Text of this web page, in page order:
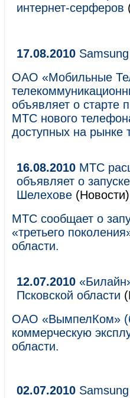
интернет-серферов
17.08.2010
ОАО «Мобильные
объявляет о старте
МТС нового
доступных на
16.08.2010 МТС
объявляет о
Шелехове (Новости)
МТС сообщает о
«третьего
области.
12.07.2010
Псковской области
ОАО «ВымпелКом»
коммерческую
области.
02.07.2010